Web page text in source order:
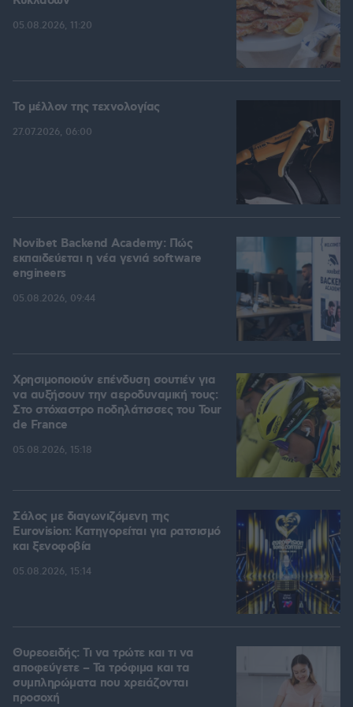
05.08.2026, 11:20
Το μέλλον της τεχνολογίας
27.07.2026, 06:00
Novibet Backend Academy: Πώς
εκπαιδεύεται η νέα γενιά software
engineers
05.08.2026, 09:44
Χρησιμοποιούν επένδυση σουτιέν για
να αυξήσουν την αεροδυναμική τους:
Στο στόχαστρο ποδηλάτισσες του Tour
de France
05.08.2026, 15:18
Σάλος με διαγωνιζόμενη της
Eurovision: Κατηγορείται για ρατσισμό
και ξενοφοβία
05.08.2026, 15:14
Θυρεοειδής: Τι να τρώτε και τι να
αποφεύγετε – Τα τρόφιμα και τα
συμπληρώματα που χρειάζονται
προσοχή